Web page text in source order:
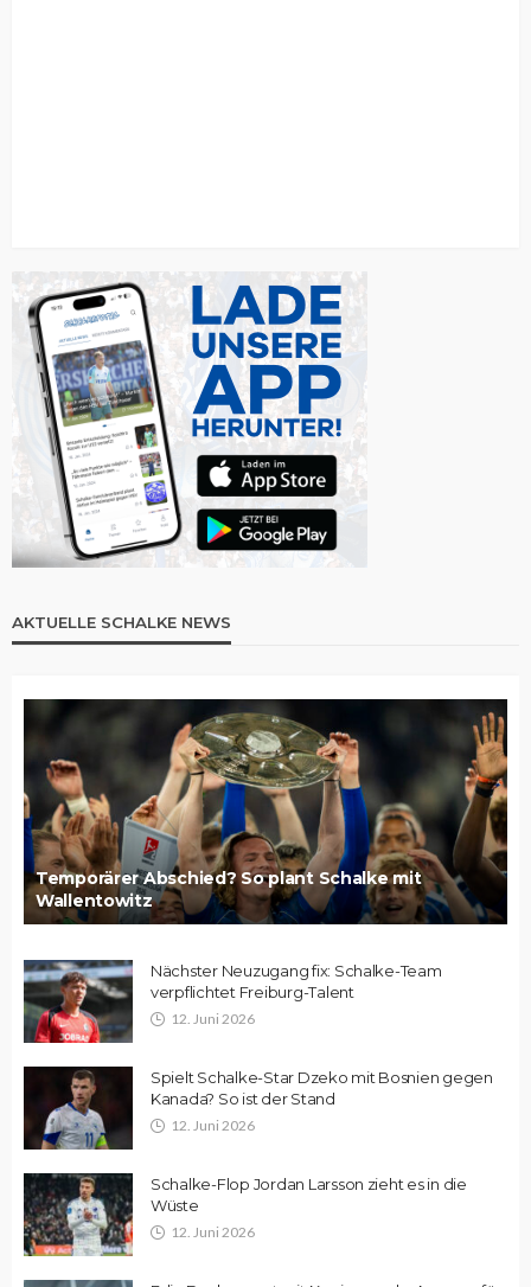
AKTUELLE SCHALKE NEWS
Temporärer Abschied? So plant Schalke mit
Wallentowitz
Nächster Neuzugang fix: Schalke-Team
verpflichtet Freiburg-Talent
12. Juni 2026
Spielt Schalke-Star Dzeko mit Bosnien gegen
Kanada? So ist der Stand
12. Juni 2026
Schalke-Flop Jordan Larsson zieht es in die
Wüste
12. Juni 2026